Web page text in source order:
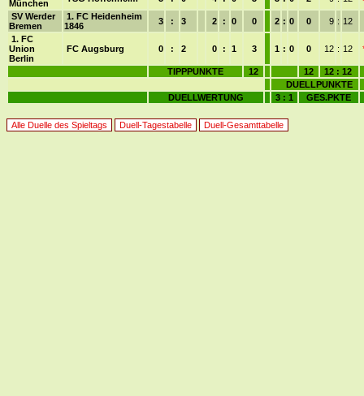
München
SV Werder
Bremen
1. FC Heidenheim
1846
3 : 3 2 : 0 0 2 : 0 0 9 : 12
1. FC
Union
Berlin
FC Augsburg 0 : 2 0 : 1 3 1 : 0 0 12 : 12
TIPPPUNKTE 12 12
12 : 12
DUELLPUNKTE
DUELLWERTUNG
3 : 1 GES.PKTE
Alle Duelle des Spieltags Duell-Tagestabelle Duell-Gesamttabelle